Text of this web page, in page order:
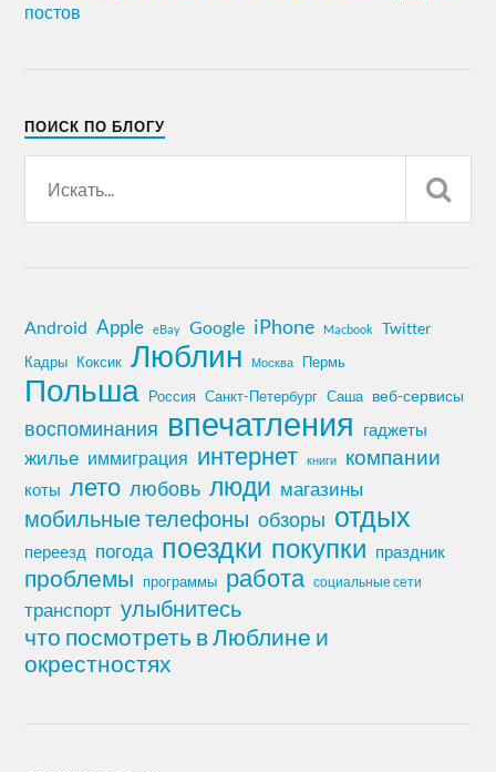
постов
ПОИСК ПО БЛОГУ
Android Apple eBay Google iPhone Macbook Twitter
Кадры Коксик Люблин Москва Пермь
Польша Россия Санкт-Петербург Саша веб-сервисы
воспоминания впечатления гаджеты
жилье иммиграция интернет книги компании
коты лето любовь люди магазины
мобильные телефоны обзоры отдых
переезд погода поездки покупки праздник
проблемы программы работа социальные сети
транспорт улыбнитесь
что посмотреть в Люблине и
окрестностях